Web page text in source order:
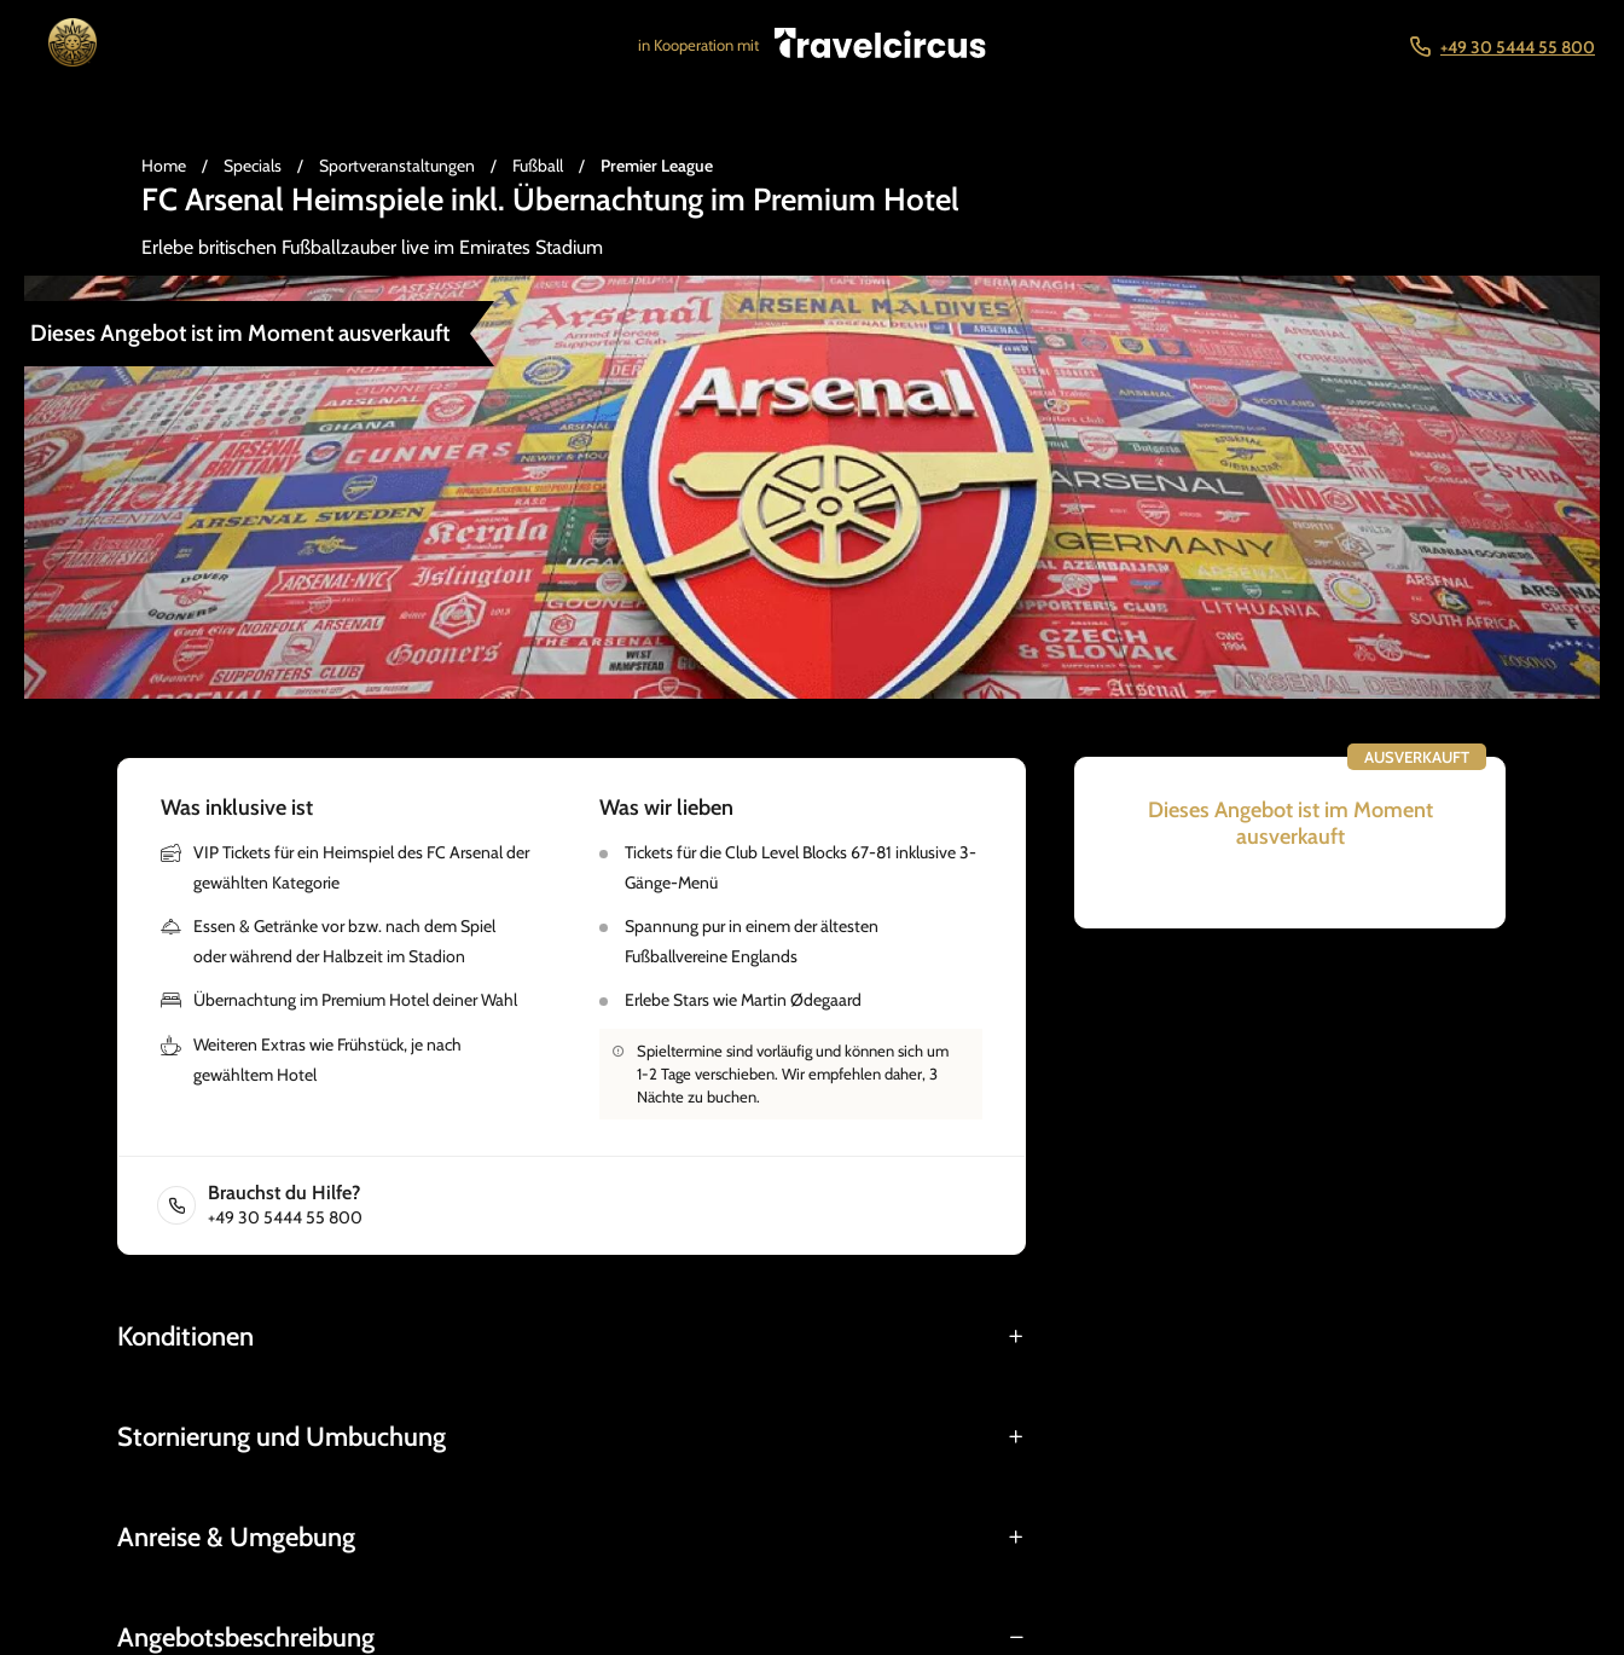
in Kooperation mit +49 30 5444 55 800
Home / Specials / Sportveranstaltungen / Fußball / Premier League
FC Arsenal Heimspiele inkl. Übernachtung im Premium Hotel
Erlebe britischen Fußballzauber live im Emirates Stadium
Dieses Angebot ist im Moment ausverkauft
AUSVERKAUFT
Dieses Angebot ist im Moment
ausverkauft
Was inklusive ist
VIP Tickets für ein Heimspiel des FC Arsenal der
gewählten Kategorie
Essen & Getränke vor bzw. nach dem Spiel
oder während der Halbzeit im Stadion
Übernachtung im Premium Hotel deiner Wahl
Weiteren Extras wie Frühstück, je nach
gewähltem Hotel
Was wir lieben
Tickets für die Club Level Blocks 67-81 inklusive 3-
Gänge-Menü
Spannung pur in einem der ältesten
Fußballvereine Englands
Erlebe Stars wie Martin Ødegaard
Spieltermine sind vorläufig und können sich um
1-2 Tage verschieben. Wir empfehlen daher, 3
Nächte zu buchen.
Brauchst du Hilfe?
+49 30 5444 55 800
Konditionen
Stornierung und Umbuchung
Anreise & Umgebung
Angebotsbeschreibung